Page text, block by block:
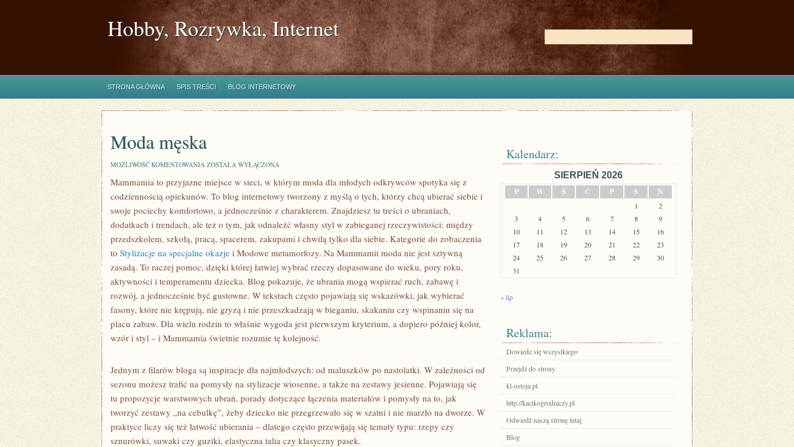
Hobby, Rozrywka, Internet
STRONA GŁÓWNA SPIS TREŚCI BLOG INTERNETOWY
Moda męska
MOŻLIWOŚĆ KOMENTOWANIA MODA
ZOSTAŁA WYŁĄCZONA
Mammamia to przyjazne miejsce w sieci, w którym moda dla młodych odkrywców spotyka się z
codziennością opiekunów. To blog internetowy tworzony z myślą o tych, którzy chcą ubierać siebie i
swoje pociechy komfortowo, a jednocześnie z charakterem. Znajdziesz tu treści o ubraniach,
dodatkach i trendach, ale też o tym, jak odnaleźć własny styl w zabieganej rzeczywistości: między
przedszkolem, szkołą, pracą, spacerem, zakupami i chwilą tylko dla siebie. Kategorie do zobaczenia
to Stylizacje na specjalne okazje i Modowe metamorfozy. Na Mammamii moda nie jest sztywną
zasadą. To raczej pomoc, dzięki której łatwiej wybrać rzeczy dopasowane do wieku, pory roku,
aktywności i temperamentu dziecka. Blog pokazuje, że ubrania mogą wspierać ruch, zabawę i
rozwój, a jednocześnie być gustowne. W tekstach często pojawiają się wskazówki, jak wybierać
fasony, które nie krępują, nie gryzą i nie przeszkadzają w bieganiu, skakaniu czy wspinaniu się na
placu zabaw. Dla wielu rodzin to właśnie wygoda jest pierwszym kryterium, a dopiero później kolor,
wzór i styl – i Mammamia świetnie rozumie tę kolejność.
Jednym z filarów bloga są inspiracje dla najmłodszych: od maluszków po nastolatki. W zależności od
sezonu możesz trafić na pomysły na stylizacje wiosenne, a także na zestawy jesienne. Pojawiają się
tu propozycje warstwowych ubrań, porady dotyczące łączenia materiałów i pomysły na to, jak
tworzyć zestawy „na cebulkę”, żeby dziecko nie przegrzewało się w szatni i nie marzło na dworze. W
praktyce liczy się też łatwość ubierania – dlatego często przewijają się tematy typu: rzepy czy
sznurówki, suwaki czy guziki, elastyczna talia czy klasyczny pasek.
Kalendarz:
SIERPIEŃ 2026
P
W Ś C P S N
1
2
3
4 5 6 7 8
9
10
11 12 13 14 15
16
17
18 19 20 21 22
23
24
25 26 27 28 29
30
31
« lip
Reklama:
Dowiedz się wszystkiego
Przejdź do strony
kl-ostoja.pl
http://kacikogrodniczy.pl
Odwiedź naszą stronę tutaj
Blog